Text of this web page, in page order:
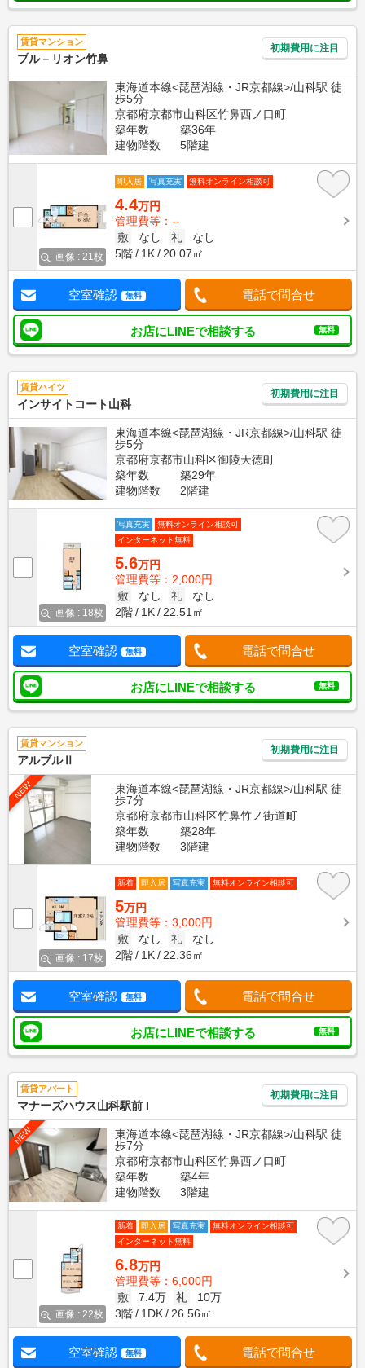
賃貸マンション
プル－リオン竹鼻
初期費用に注目
東海道本線<琵琶湖線・JR京都線>/山科駅 徒
歩5分
京都府京都市山科区竹鼻西ノ口町
築年数
築36年
建物階数
5階建
画像 : 21枚
即入居 写真充実 無料オンライン相談可
4.4万円
管理費等：--
敷
なし 礼
なし
5階
1K 20.07㎡
空室確認 無料 電話で問合せ
お店にLINEで相談する 無料
賃貸ハイツ
インサイトコート山科
初期費用に注目
東海道本線<琵琶湖線・JR京都線>/山科駅 徒
歩5分
京都府京都市山科区御陵天徳町
築年数
築29年
建物階数
2階建
画像 : 18枚
写真充実
無料オンライン相談可
インターネット無料
5.6万円
管理費等：2,000円
敷
なし 礼
なし
2階
1K 22.51㎡
空室確認 無料 電話で問合せ
お店にLINEで相談する 無料
賃貸マンション
アルブルⅡ
初期費用に注目
NEW
東海道本線<琵琶湖線・JR京都線>/山科駅 徒
歩7分
京都府京都市山科区竹鼻竹ノ街道町
築年数
築28年
建物階数
3階建
画像 : 17枚
新着 即入居 写真充実 無料オンライン相談可
5万円
管理費等：3,000円
敷
なし 礼
なし
2階
1K 22.36㎡
空室確認 無料 電話で問合せ
お店にLINEで相談する 無料
賃貸アパート
マナーズハウス山科駅前 I
初期費用に注目
NEW
東海道本線<琵琶湖線・JR京都線>/山科駅 徒
歩7分
京都府京都市山科区竹鼻西ノ口町
築年数
築4年
建物階数
3階建
画像 : 22枚
新着 即入居 写真充実
無料オンライン相談可
インターネット無料
6.8万円
管理費等：6,000円
敷
7.4万 礼
10万
3階
1DK 26.56㎡
空室確認 無料 電話で問合せ